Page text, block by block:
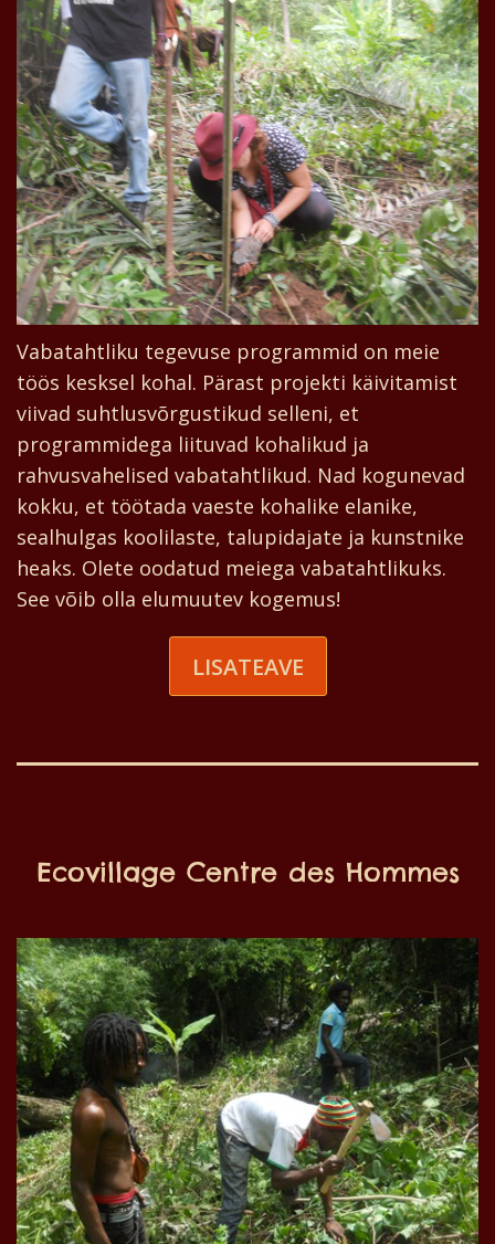
Vabatahtliku tegevuse programmid on meie
töös kesksel kohal. Pärast projekti käivitamist
viivad suhtlusvõrgustikud selleni, et
programmidega liituvad kohalikud ja
rahvusvahelised vabatahtlikud. Nad kogunevad
kokku, et töötada vaeste kohalike elanike,
sealhulgas koolilaste, talupidajate ja kunstnike
heaks. Olete oodatud meiega vabatahtlikuks.
See võib olla elumuutev kogemus!
LISATEAVE
Ecovillage Centre des Hommes